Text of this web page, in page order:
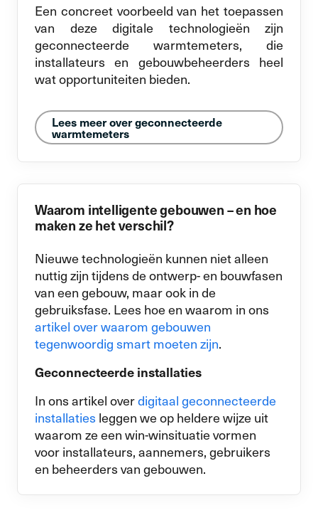
Een concreet voorbeeld van het toepassen
van deze digitale technologieën zijn
geconnecteerde warmtemeters, die
installateurs en gebouwbeheerders heel
wat opportuniteiten bieden.
Lees meer over geconnecteerde
warmtemeters
Waarom intelligente gebouwen – en hoe
maken ze het verschil?
Nieuwe technologieën kunnen niet alleen
nuttig zijn tijdens de ontwerp- en bouwfasen
van een gebouw, maar ook in de
gebruiksfase. Lees hoe en waarom in ons
artikel over waarom gebouwen
tegenwoordig smart moeten zijn.
Geconnecteerde installaties
In ons artikel overdigitaal geconnecteerde
installaties leggen we op heldere wijze uit
waarom ze een win-winsituatie vormen
voor installateurs, aannemers,gebruikers
en beheerders van gebouwen.